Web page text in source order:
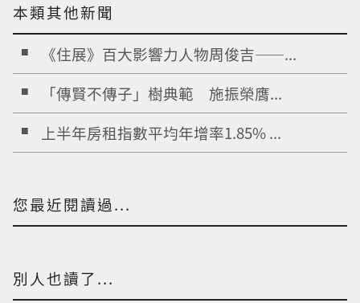
本類其他新聞
《住展》百大影響力人物周俊吉——...
「傳賢不傳子」樹典範 施振榮膺...
上半年房租指數平均年增率1.85% ...
您最近閱讀過...
別人也讀了...